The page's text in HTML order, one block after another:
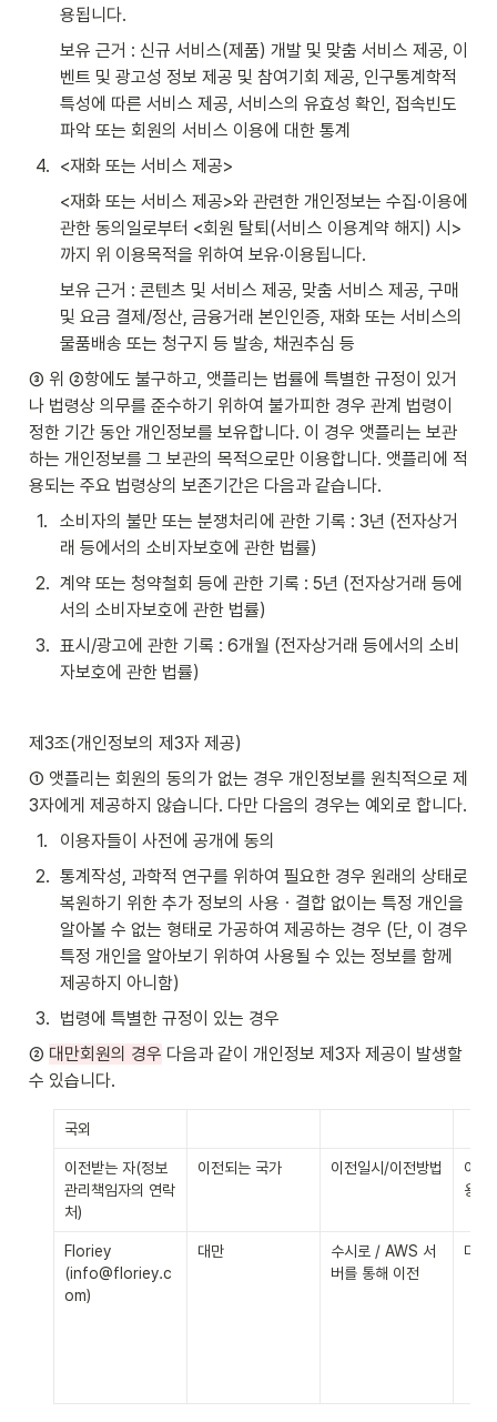
용됩니다.
보유 근거 : 신규 서비스(제품) 개발 및 맞춤 서비스 제공, 이
벤트 및 광고성 정보 제공 및 참여기회 제공, 인구통계학적
특성에 따른 서비스 제공, 서비스의 유효성 확인, 접속빈도
파악 또는 회원의 서비스 이용에 대한 통계
4. <재화 또는 서비스 제공>
<재화 또는 서비스 제공>와 관련한 개인정보는 수집·이용에
관한 동의일로부터 <회원 탈퇴(서비스 이용계약 해지) 시>
까지 위 이용목적을 위하여 보유·이용됩니다.
보유 근거 : 콘텐츠 및 서비스 제공, 맞춤 서비스 제공, 구매
및 요금 결제/정산, 금융거래 본인인증, 재화 또는 서비스의
물품배송 또는 청구지 등 발송, 채권추심 등
③ 위 ②항에도 불구하고, 앳플리는 법률에 특별한 규정이 있거
나 법령상 의무를 준수하기 위하여 불가피한 경우 관계 법령이
정한 기간 동안 개인정보를 보유합니다. 이 경우 앳플리는 보관
하는 개인정보를 그 보관의 목적으로만 이용합니다. 앳플리에 적
용되는 주요 법령상의 보존기간은 다음과 같습니다.
1.
소비자의 불만 또는 분쟁처리에 관한 기록 : 3년 (전자상거
래 등에서의 소비자보호에 관한 법률)
2. 계약 또는 청약철회 등에 관한 기록 : 5년 (전자상거래 등에
서의 소비자보호에 관한 법률)
3. 표시/광고에 관한 기록 : 6개월 (전자상거래 등에서의 소비
자보호에 관한 법률)
제3조(개인정보의 제3자 제공)
① 앳플리는 회원의 동의가 없는 경우 개인정보를 원칙적으로 제
3자에게 제공하지 않습니다. 다만 다음의 경우는 예외로 합니다.
1.
이용자들이 사전에 공개에 동의
2. 통계작성, 과학적 연구를 위하여 필요한 경우 원래의 상태로
복원하기 위한 추가 정보의 사용ㆍ결합 없이는 특정 개인을
알아볼 수 없는 형태로 가공하여 제공하는 경우 (단, 이 경우
특정 개인을 알아보기 위하여 사용될 수 있는 정보를 함께
제공하지 아니함)
3. 법령에 특별한 규정이 있는 경우
② 대만회원의 경우 다음과 같이 개인정보 제3자 제공이 발생할
수 있습니다.
국외
이전받는 자(정보
관리책임자의 연락
처)
이전되는 국가 이전일시/이전방법
이전
용
Floriey
(info@floriey.c
om)
대만
수시로 / AWS 서
버를 통해 이전
마케